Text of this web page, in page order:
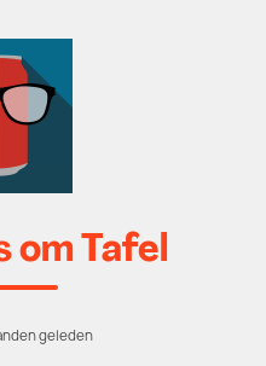
om Tafel
geleden